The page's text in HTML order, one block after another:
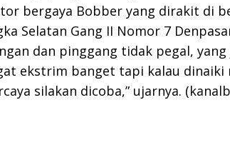
bergaya Bobber yang dirakit di
Selatan Gang II Nomor 7
dan pinggang tidak pegal,
ekstrim banget tapi kalau dinaiki
silakan dicoba,” ujarnya.